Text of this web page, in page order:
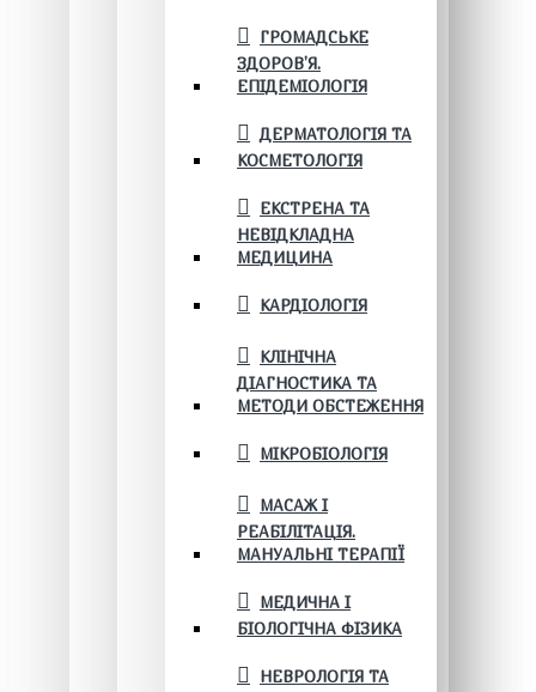
ГРОМАДСЬКЕ
ЗДОРОВ’Я.
ЕПІДЕМІОЛОГІЯ
ДЕРМАТОЛОГІЯ ТА
КОСМЕТОЛОГІЯ
ЕКСТРЕНА ТА
НЕВІДКЛАДНА
МЕДИЦИНА
КАРДІОЛОГІЯ
КЛІНІЧНА
ДІАГНОСТИКА ТА
МЕТОДИ ОБСТЕЖЕННЯ
МІКРОБІОЛОГІЯ
МАСАЖ І
РЕАБІЛІТАЦІЯ.
МАНУАЛЬНІ ТЕРАПІЇ
МЕДИЧНА І
БІОЛОГІЧНА ФІЗИКА
НЕВРОЛОГІЯ ТА